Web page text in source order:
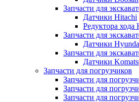
Запчасти для
Датчики Hitachi
Редуктора хода
Запчасти для
Датчики
Запчасти для
Датчики
Запчасти для погрузчиков
Запчасти для
Запчасти для
Запчасти для